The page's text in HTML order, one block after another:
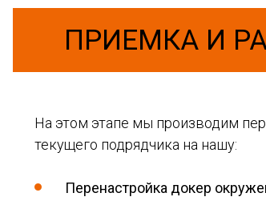
ПРИЕМКА И
На этом этапе мы производим
текущего подрядчика на нашу:
Перенастройка докер